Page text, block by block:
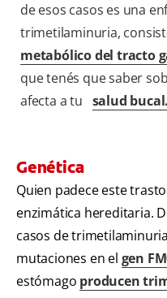
de esos casos es una
trimetilaminuria,
metabólico del tracto
que tenés que saber
afecta a tu salud bucal.
Genética
Quien padece este
enzimática hereditaria.
casos de
mutaciones en el gen
estómago producen